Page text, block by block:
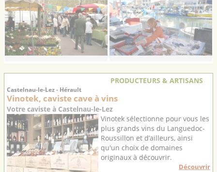
PRODUCTEURS & ARTISANS
Castelnau-le-Lez - Hérault
Vinotek, caviste cave à vins
Votre caviste à Castelnau-le-Lez
Vinotek sélectionne pour vous les
plus grands vins du Languedoc-
Roussillon et d’ailleurs, ainsi
qu'un choix de domaines
originaux à découvrir.
Découvrir